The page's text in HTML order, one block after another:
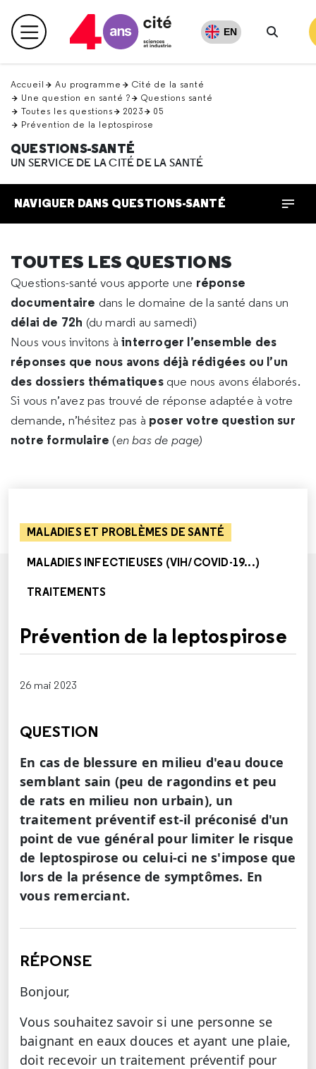
en
haut Menu principal EN
Accueil Au programme
Cité de la santé
Une question en santé ?
Questions santé
Toutes les questions
2023
05
Prévention de la leptospirose
QUESTIONS-SANTÉ
UN SERVICE DE LA CITÉ DE LA SANTÉ
NAVIGUER DANS QUESTIONS-SANTÉ
TOUTES LES QUESTIONS
Questions-santé vous apporte une réponse
documentaire dans le domaine de la santé dans un
délai de 72h (du mardi au samedi)
Nous vous invitons àinterroger l’ensemble des
réponses que nous avons déjà rédigées ou l’un
des dossiers thématiques que nous avons élaborés.
Si vous n’avez pas trouvé de réponse adaptée à votre
demande, n’hésitez pas à poser votre question sur
notre formulaire (en bas de page)
MALADIES ET PROBLÈMES DE SANTÉ
MALADIES INFECTIEUSES (VIH/COVID-19...)
TRAITEMENTS
Prévention de la leptospirose
26 mai 2023
QUESTION
En cas de blessure en milieu d'eau douce
semblant sain (peu de ragondins et peu
de rats en milieu non urbain), un
traitement préventif est-il préconisé d'un
point de vue général pour limiter le risque
de leptospirose ou celui-ci ne s'impose que
lors de la présence de symptômes. En
vous remerciant.
RÉPONSE
Bonjour,
Vous souhaitez savoir si une personne se
baignant en eaux douces et ayant une plaie,
doit recevoir un traitement préventif pour